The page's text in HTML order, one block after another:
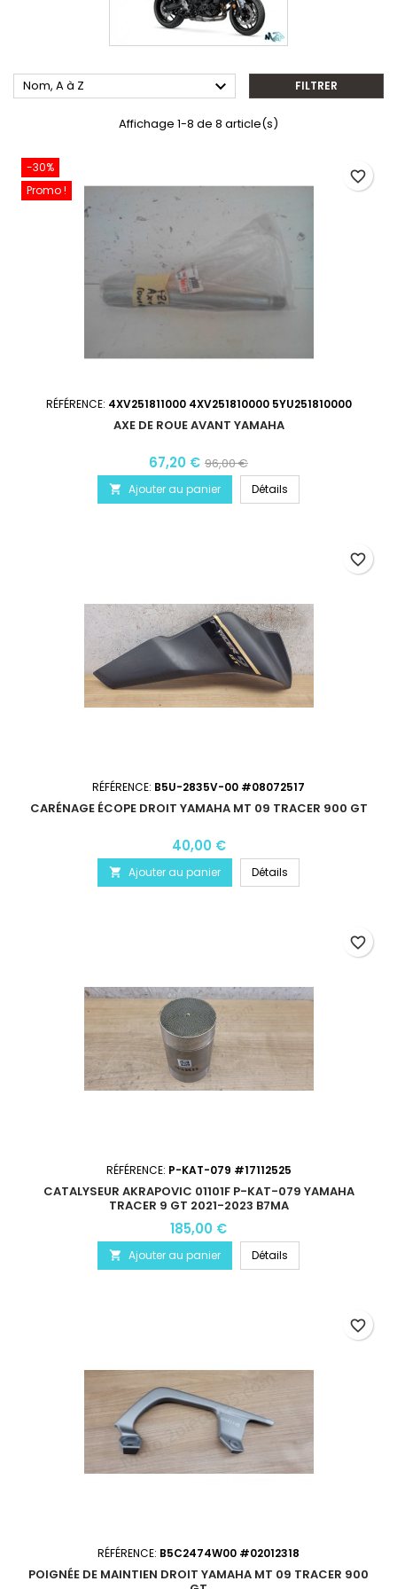
Nom, A à Z  FILTRER
Affichage 1-8 de 8 article(s)
-30%
Promo !
RÉFÉRENCE: 4XV251811000 4XV251810000 5YU251810000
AXE DE ROUE AVANT YAMAHA
67,20 € 96,00 €
 Ajouter au panier Détails
favorite_border
RÉFÉRENCE: B5U-2835V-00 #08072517
CARÉNAGE ÉCOPE DROIT YAMAHA MT 09 TRACER 900 GT
40,00 €
 Ajouter au panier Détails
favorite_border
RÉFÉRENCE: P-KAT-079 #17112525
CATALYSEUR AKRAPOVIC 01101F P-KAT-079 YAMAHA
TRACER 9 GT 2021-2023 B7MA
185,00 €
 Ajouter au panier Détails
favorite_border
RÉFÉRENCE: B5C2474W00 #02012318
POIGNÉE DE MAINTIEN DROIT YAMAHA MT 09 TRACER 900
favorite_border